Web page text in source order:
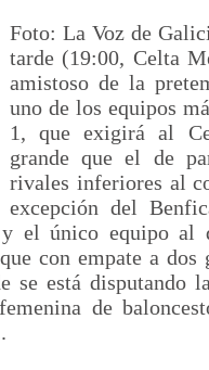
Foto: La Voz de
tarde (19:00, Celta
amistoso de la
uno de los equipos
1, que exigirá al
grande que el de
rivales inferiores al
excepción del
el único equipo al
con empate a dos
se está disputando
de